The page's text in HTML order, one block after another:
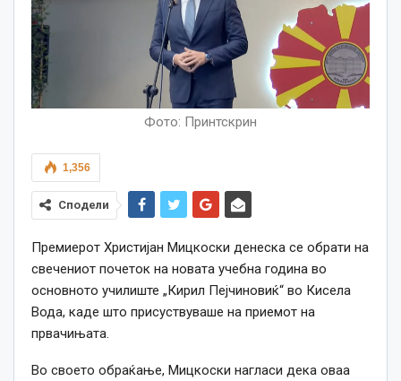
Фото: Принтскрин
1,356
Сподели
Премиерот Христијан Мицкоски денеска се обрати на
свечениот почеток на новата учебна година во
основното училиште „Кирил Пејчиновиќ“ во Кисела
Вода, каде што присуствуваше на приемот на
првачињата.
Во своето обраќање, Мицкоски нагласи дека оваа